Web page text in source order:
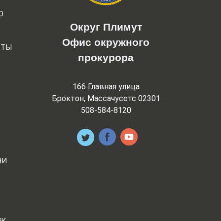
Округ Плимут
Офис окружного
прокурора
166 Главная улица
Броктон, Массачусетс 02301
508-584-8120